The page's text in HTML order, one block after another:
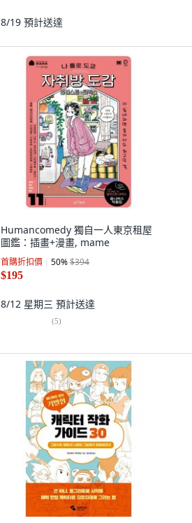
8/19 預計送達
Humancomedy 獨自一人東京租屋
圖鑑：插畫+漫畫, mame
首購折扣價 50%$394
$195
8/12 星期三 預計送達
(5)